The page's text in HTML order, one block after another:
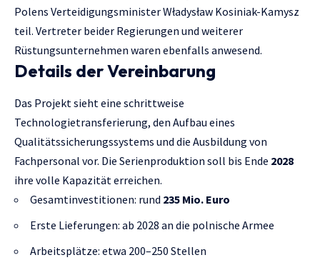
Polens Verteidigungsminister Władysław Kosiniak-Kamysz
teil. Vertreter beider Regierungen und weiterer
Rüstungsunternehmen waren ebenfalls anwesend.
Details der Vereinbarung
Das Projekt sieht eine schrittweise
Technologietransferierung, den Aufbau eines
Qualitätssicherungssystems und die Ausbildung von
Fachpersonal vor. Die Serienproduktion soll bis Ende 2028
ihre volle Kapazität erreichen.
Gesamtinvestitionen: rund 235 Mio. Euro
Erste Lieferungen: ab 2028 an die polnische Armee
Arbeitsplätze: etwa 200–250 Stellen